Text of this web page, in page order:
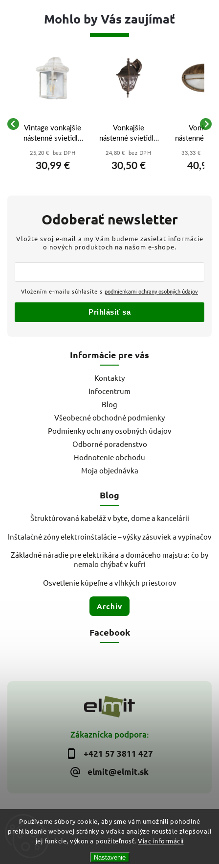
Používame súbory cookie, aby sme vám umožnili pohodlné
prehliadanie webovej stránky a vďaka analýze neustále zlepšovali
jej funkcie, výkon a použiteľnosť. Viac informácií
Nastavenie
Mohlo by Vás zaujímať
Vintage vonkajšie
nástenné svietidlo
Norvich 8753 -
priehľadná
25,20 € bez DPH
30,99 €
Vonkajšie
nástenné svietidlo
Haga 8244 -
priehľadná
24,80 € bez DPH
30,50 €
nástenné
33,33 € bez
40,99
Zákaznícka podpora:
+421 57 3811 427
elmit@elmit.sk
Informácie pre vás
Kontakty
Infocentrum
Blog
Všeobecné obchodné podmienky
Podmienky ochrany osobných údajov
Odborné poradenstvo
Hodnotenie obchodu
Moja objednávka
Blog
Štruktúrovaná kabeláž v byte, dome a kancelárii
Inštalačné zóny elektroinštalácie – výšky zásuviek a vypínačov
Základné náradie pre elektrikára a domáceho majstra: čo by
nemalo chýbať v kufri
Osvetlenie kúpeľne a vlhkých priestorov
Archív
Odoberať newsletter
Vložte svoj e-mail a my Vám budeme zasielať informácie
o nových produktoch na našom e-shope.
Vložením e-mailu súhlasíte s podmienkami ochrany osobných údajov
Prihlásiť sa
Facebook
Copyright 2026ELMIT - Elektroinštalačný materiál, svietidlá.
Všetky práva vyhradené.
Shoptet| Design